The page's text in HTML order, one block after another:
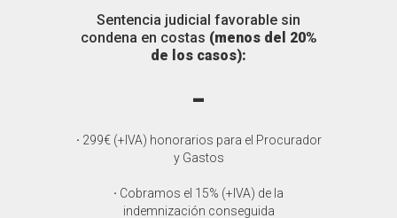
Sentencia judicial favorable sin
condena en costas (menos del 20%
de los casos):
-
· 299€ (+IVA) honorarios para el Procurador
y Gastos
· Cobramos el 15% (+IVA) de la
indemnización conseguida